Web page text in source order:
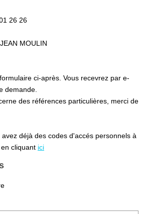
Nos Actualités
Ventes
Locations
SERVICES
Ventes-Locations
Gestion Locative
26 26
MOULIN
ci-après. Vous recevrez par e-
demande.
des références particulières, merci de
avez déjà des codes d'accés personnels à
cliquant ici